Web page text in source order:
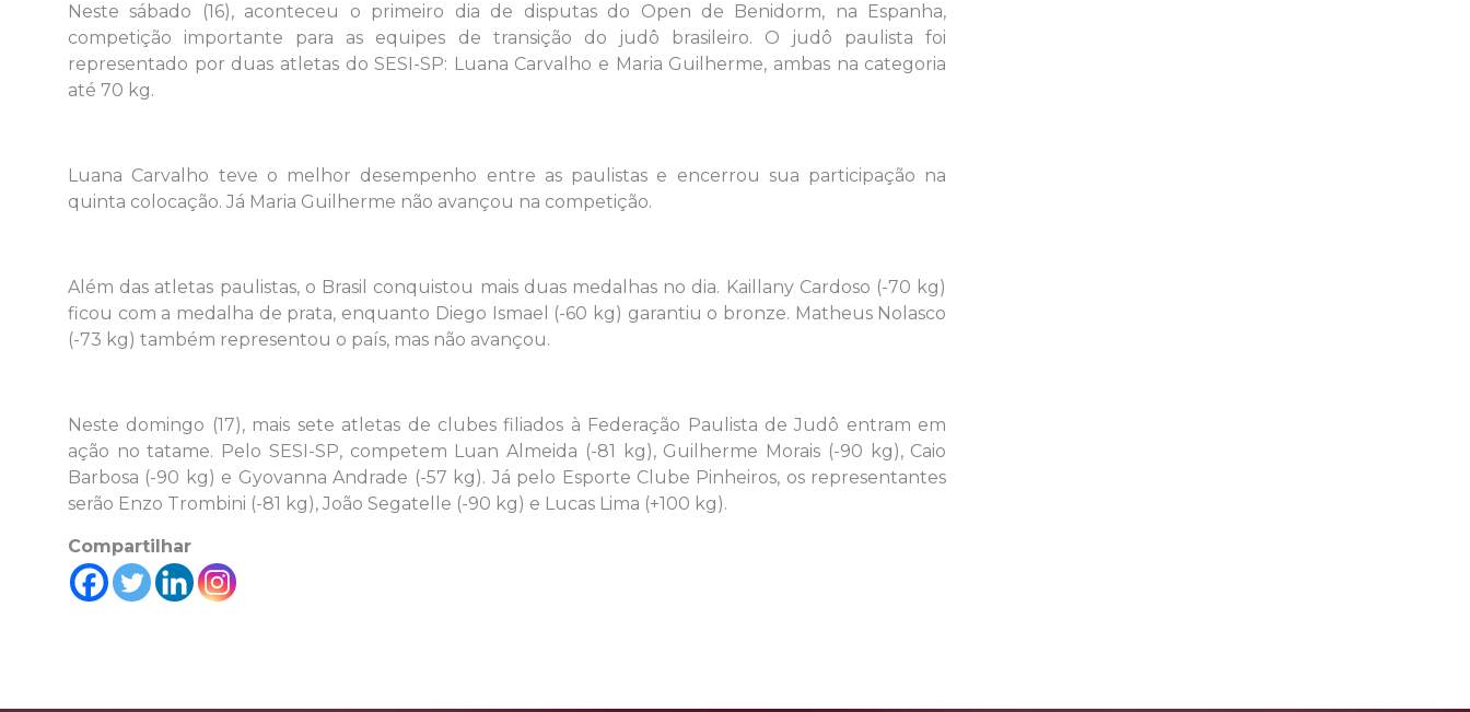
Neste sábado (16), aconteceu o primeiro dia de disputas do Open de Benidorm, na Espanha,
competição importante para as equipes de transição do judô brasileiro. O judô paulista foi
representado por duas atletas do SESI-SP: Luana Carvalho e Maria Guilherme, ambas na categoria
até 70 kg.
Luana Carvalho teve o melhor desempenho entre as paulistas e encerrou sua participação na
quinta colocação. Já Maria Guilherme não avançou na competição.
Além das atletas paulistas, o Brasil conquistou mais duas medalhas no dia. Kaillany Cardoso (-70 kg)
ficou com a medalha de prata, enquanto Diego Ismael (-60 kg) garantiu o bronze. Matheus Nolasco
(-73 kg) também representou o país, mas não avançou.
Neste domingo (17), mais sete atletas de clubes filiados à Federação Paulista de Judô entram em
ação no tatame. Pelo SESI-SP, competem Luan Almeida (-81 kg), Guilherme Morais (-90 kg), Caio
Barbosa (-90 kg) e Gyovanna Andrade (-57 kg). Já pelo Esporte Clube Pinheiros, os representantes
serão Enzo Trombini (-81 kg), João Segatelle (-90 kg) e Lucas Lima (+100 kg).
Compartilhar